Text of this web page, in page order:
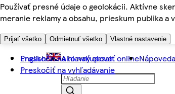
Používať presné údaje o geolokácii. Aktívne
meranie reklamy a obsahu, prieskum publika a
Prijať všetko Odmietnuť všetko Vlastné nastavenie
Preskočiť na hlavný obsah
Preskočiť na vyhľadávanie
English Ako nakupovať onlineNápoveda